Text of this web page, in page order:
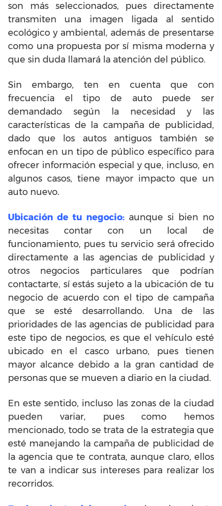
son más seleccionados, pues directamente
transmiten una imagen ligada al sentido
ecológico y ambiental, además de presentarse
como una propuesta por sí misma moderna y
que sin duda llamará la atención del público.
Sin embargo, ten en cuenta que con
frecuencia el tipo de auto puede ser
demandado según la necesidad y las
características de la campaña de publicidad,
dado que los autos antiguos también se
enfocan en un tipo de público específico para
ofrecer información especial y que, incluso, en
algunos casos, tiene mayor impacto que un
auto nuevo.
Ubicación de tu negocio: aunque si bien no
necesitas contar con un local de
funcionamiento, pues tu servicio será ofrecido
directamente a las agencias de publicidad y
otros negocios particulares que podrían
contactarte, sí estás sujeto a la ubicación de tu
negocio de acuerdo con el tipo de campaña
que se esté desarrollando. Una de las
prioridades de las agencias de publicidad para
este tipo de negocios, es que el vehículo esté
ubicado en el casco urbano, pues tienen
mayor alcance debido a la gran cantidad de
personas que se mueven a diario en la ciudad.
En este sentido, incluso las zonas de la ciudad
pueden variar, pues como hemos
mencionado, todo se trata de la estrategia que
esté manejando la campaña de publicidad de
la agencia que te contrata, aunque claro, ellos
te van a indicar sus intereses para realizar los
recorridos.